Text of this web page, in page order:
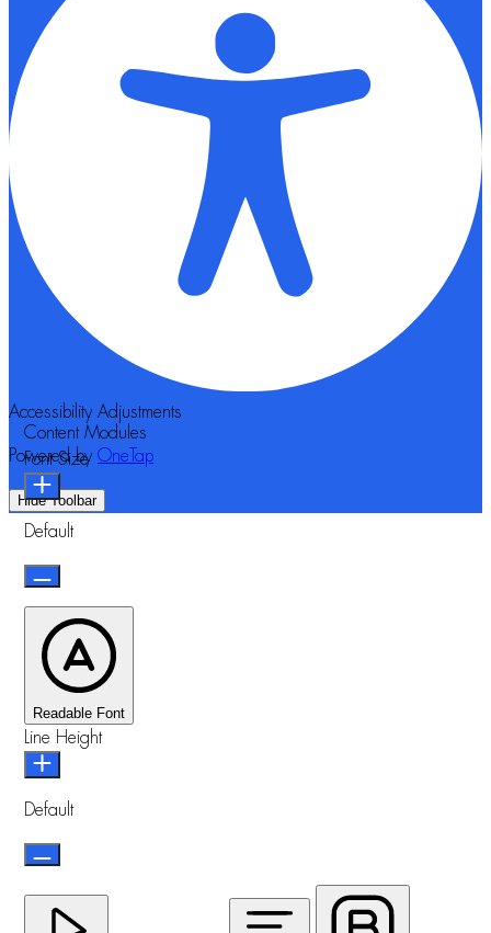
Accessibility Adjustments
Powered by OneTap
Hide Toolbar
Content Modules
Font Size
Default
Readable Font
Line Height
Default